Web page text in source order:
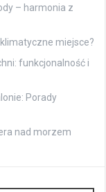
– harmonia z
miejsce?
funkcjonalność i
Porady
nad morzem